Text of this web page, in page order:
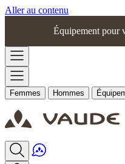
Aller au contenu
Équipement pour
Femmes Hommes